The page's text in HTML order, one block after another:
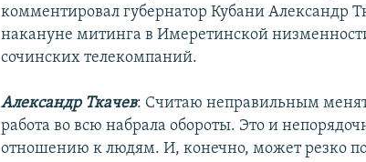
комментировал губернатор Кубани Александр
накануне митинга в Имеретинской
сочинских телекомпаний.
Александр Ткачев: Считаю неправильным
работа во всю набрала обороты. Это и
отношению к людям. И, конечно, может резко